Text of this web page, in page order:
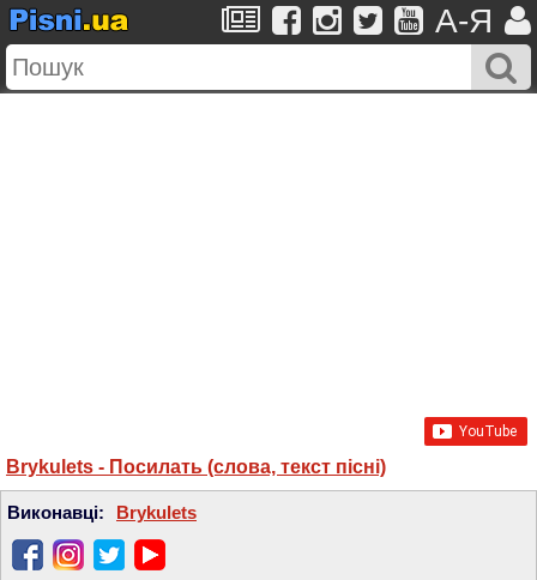
A-Я
Brykulets - Посилать (слова, текст пісні)
Виконавці: Brykulets